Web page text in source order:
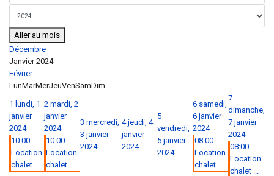
Aller au mois
Décembre
Janvier 2024
Février
LunMarMerJeuVenSamDim
1 lundi, 1
janvier
2024
10:00
Location
chalet ...
2 mardi, 2
janvier
2024
10:00
Location
chalet ...
3 mercredi,
3 janvier
2024
4 jeudi, 4
janvier
2024
5
vendredi,
5 janvier
2024
6 samedi,
6 janvier
2024
08:00
Location
chalet ...
7
dimanche,
7 janvier
2024
08:00
Location
chalet ...